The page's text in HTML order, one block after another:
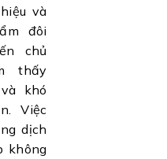
và
đôi
chủ
thấy
khó
Việc
dịch
không